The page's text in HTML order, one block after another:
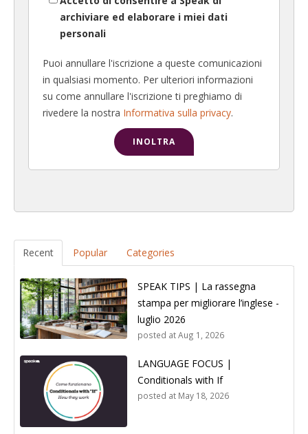
archiviare ed elaborare i miei dati
personali
Puoi annullare l'iscrizione a queste comunicazioni
in qualsiasi momento. Per ulteriori informazioni
su come annullare l'iscrizione ti preghiamo di
rivedere la nostra Informativa sulla privacy.
Recent Popular Categories
SPEAK TIPS | La rassegna
stampa per migliorare l’inglese -
luglio 2026
posted atAug 1, 2026
LANGUAGE FOCUS |
Conditionals with If
posted at May 18, 2026